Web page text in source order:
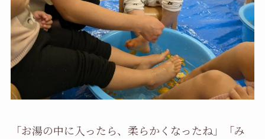
「お湯の中に入ったら、柔らかくなったね」「み